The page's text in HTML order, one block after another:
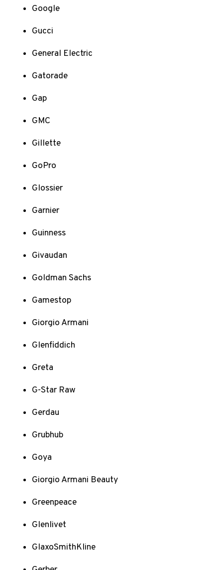
Google
Gucci
General Electric
Gatorade
Gap
GMC
Gillette
GoPro
Glossier
Garnier
Guinness
Givaudan
Goldman Sachs
Gamestop
Giorgio Armani
Glenfiddich
Greta
G-Star Raw
Gerdau
Grubhub
Goya
Giorgio Armani Beauty
Greenpeace
Glenlivet
GlaxoSmithKline